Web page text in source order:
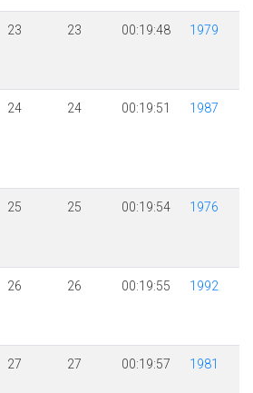
23 23 00:19:48 1979
24 24 00:19:51 1987
25 25 00:19:54 1976
26 26 00:19:55 1992
27 27 00:19:57 1981